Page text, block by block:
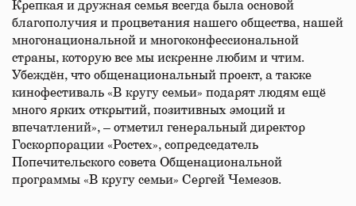
Крепкая и дружная семья всегда была основой
благополучия и процветания нашего общества, нашей
многонациональной и многоконфессиональной
страны, которую все мы искренне любим и чтим.
Убеждён, что общенациональный проект, а также
кинофестиваль «В кругу семьи» подарят людям ещё
много ярких открытий, позитивных эмоций и
впечатлений», – отметил генеральный директор
Госкорпорации «Ростех», сопредседатель
Попечительского совета Общенациональной
программы «В кругу семьи» Сергей Чемезов.